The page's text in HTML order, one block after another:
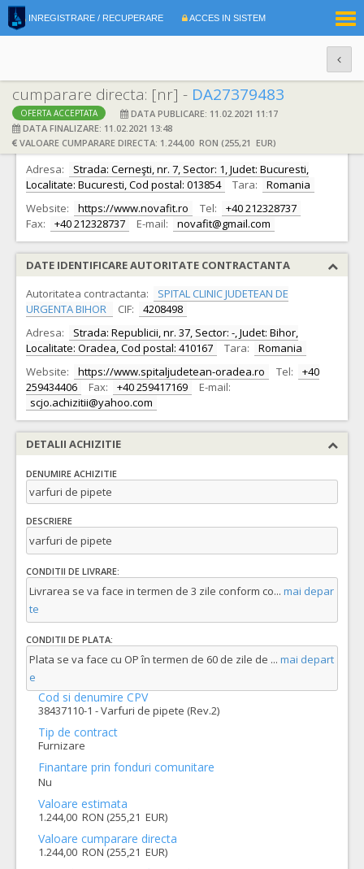
INREGISTRARE / RECUPERARE ACCES IN SISTEM
cumparare directa: [nr] - DA27379483
OFERTA ACCEPTATA
DATA PUBLICARE: 11.02.2021 11:17
DATA FINALIZARE: 11.02.2021 13:48
VALOARE CUMPARARE DIRECTA: 1.244,00 RON (255,21 EUR)
DATE IDENTIFICARE OFERTANT
Ofertant: S.C. NOVA FIT 2000 S.R.L. CIF: 15178082
Adresa:
Strada: Cerneşti, nr. 7, Sector: 1, Judet: Bucuresti,
Localitate: Bucuresti, Cod postal: 013854
Tara:
Romania
Website:
https://www.novafit.ro Tel:
+40 212328737
Fax:
+40 212328737 E-mail: novafit@gmail.com
DATE IDENTIFICARE AUTORITATE CONTRACTANTA
Autoritatea contractanta:
SPITAL CLINIC JUDETEAN DE
URGENTA BIHOR
CIF:
4208498
Adresa:
Strada: Republicii, nr. 37, Sector: -, Judet: Bihor,
Localitate: Oradea, Cod postal: 410167
Tara:
Romania
Website:
https://www.spitaljudetean-oradea.ro Tel:
+40
259434406
Fax: +40 259417169
E-mail:
scjo.achizitii@yahoo.com
DETALII ACHIZITIE
DENUMIRE ACHIZITIE
varfuri de pipete
DESCRIERE
varfuri de pipete
CONDITII DE LIVRARE:
Livrarea se va face in termen de 3 zile conform co... mai depar
te
CONDITII DE PLATA:
Plata se va face cu OP în termen de 60 de zile de ... mai depart
e
Cod si denumire CPV
38437110-1 - Varfuri de pipete (Rev.2)
Tip de contract
Furnizare
Finantare prin fonduri comunitare
Nu
Valoare estimata
1.244,00 RON (255,21 EUR)
Valoare cumparare directa
1.244,00 RON (255,21 EUR)